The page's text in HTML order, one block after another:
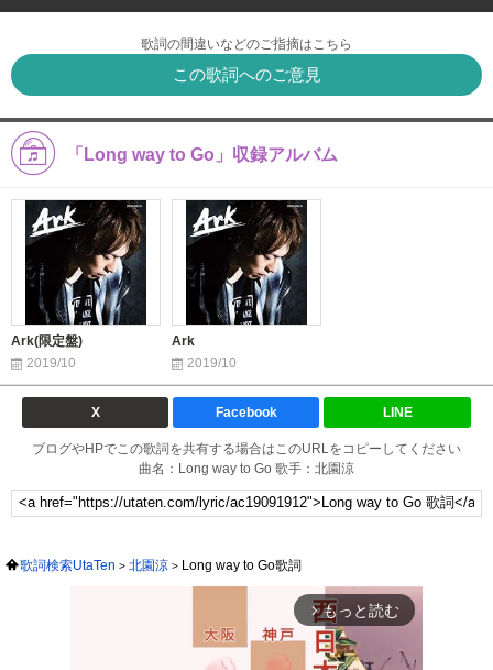
歌詞の間違いなどのご指摘はこちら
この歌詞へのご意見
「Long way to Go」収録アルバム
Ark(限定盤)
2019/10
Ark
2019/10
X Facebook LINE
ブログやHPでこの歌詞を共有する場合はこのURLをコピーしてください
曲名：Long way to Go 歌手：北園涼
歌詞検索UtaTen 北園涼 Long way to Go歌詞
arrow_forward_ios もっと読む